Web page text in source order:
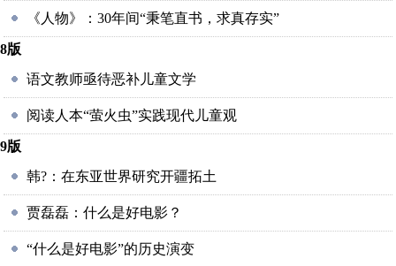
《人物》：30年间“秉笔直书，求真存实”
8版
语文教师亟待恶补儿童文学
阅读人本“萤火虫”实践现代儿童观
9版
韩?：在东亚世界研究开疆拓土
贾磊磊：什么是好电影？
“什么是好电影”的历史演变